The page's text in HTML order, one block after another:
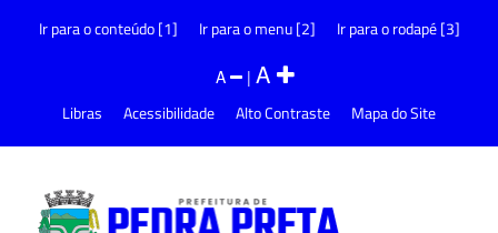
Ir para o conteúdo [1] Ir para o menu [2] Ir para o rodapé [3]
A |A
Libras Acessibilidade Alto Contraste Mapa do Site